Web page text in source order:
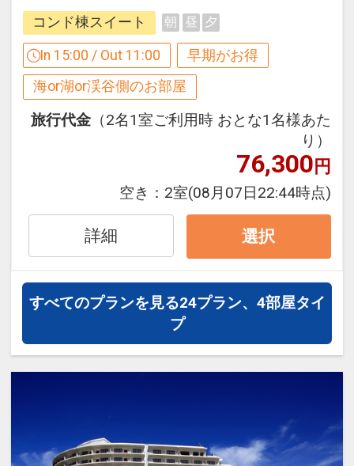
があった場合、早期申込割引は適用され
ません。
※他の割引との併用はできません。
※割引適用後のご旅行代金は、カレンダ
ーからお進みいただいた後表示される
「空室照会結果確認画面」でご確認くだ
【６０日前までの申込がお得】早期申込
割引がございます
ご宿泊の６０日前までにお申し込みにな
ると
１泊につきおひとり様１，０００円引
※早期申込期間を過ぎてからの変更（人
数の内訳・客室タイプ・食事条件・プラ
ン・氏名・人員・泊数の増減等の変更）
※他の割引との併用はできません。
※割引適用後のご旅行代金は、カレンダ
込割引がございます
ご宿泊の１２０日前までにお申し込みに
なると
１泊につきおひとり様２，０００円引
※早期申込期間を過ぎてからの変更（人
数の内訳・客室タイプ・食事条件・プラ
ン・氏名・人員・泊数の増減等の変更）
があった場合、早期申込割引は適用され
※他の割引との併用はできません。
※割引適用後のご旅行代金は、カレンダ
「空室照会結果確認画面」でご確認くだ
さい。
【９０日前までの申込がお得】早期申込
割引がございます
１泊につきおひとり様
１，５００円引
コンド棟スイート 朝 昼 夕
In 15:00 / Out 11:00
早期がお得
海or湖or渓谷側のお部屋
旅行代金 （2名1室ご利用時 おとな1名様あた
り）
76,300円
空き： 2室(08月07日22:44時点)
詳細 選択
すべてのプランを見る24プラン、4部屋タイ
プ